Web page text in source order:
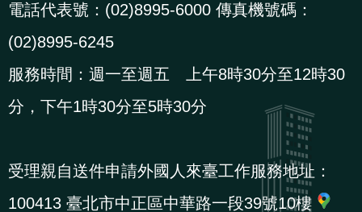
相
關
結
網
站
民
意
文
字
統
計
E
n
回
首
R
S
電話代表號：(02)8995-6000 傳真機號碼：
(02)8995-6245
服務時間：週一至週五 上午8時30分至12時30
分，下午1時30分至5時30分
受理親自送件申請外國人來臺工作服務地址：
100413 臺北市中正區中華路一段39號10樓